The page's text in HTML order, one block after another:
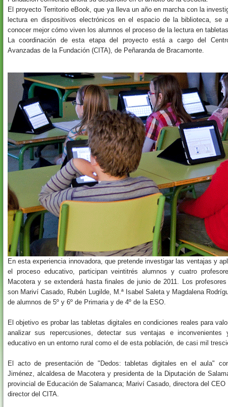
El proyecto Territorio eBook, que ya lleva un año en marcha con la
lectura en dispositivos electrónicos en el espacio de la biblioteca, se
conocer mejor cómo viven los alumnos el proceso de la lectura en
La coordinación de esta etapa del proyecto está a cargo del
Avanzadas de la Fundación (CITA), de Peñaranda de Bracamonte.
En esta experiencia innovadora, que pretende investigar las ventajas y
el proceso educativo, participan veintitrés alumnos y cuatro
Macotera y se extenderá hasta finales de junio de 2011. Los
son Mariví Casado, Rubén Lugilde, M.ª Isabel Saleta y Magdalena
de alumnos de 5º y 6º de Primaria y de 4º de la ESO.
El objetivo es probar las tabletas digitales en condiciones reales para
analizar sus repercusiones, detectar sus ventajas e
educativo en un entorno rural como el de esta población, de casi mil
El acto de presentación de "Dedos: tabletas digitales en el aula"
Jiménez, alcaldesa de Macotera y presidenta de la Diputación de
provincial de Educación de Salamanca; Mariví Casado, directora del
director del CITA.